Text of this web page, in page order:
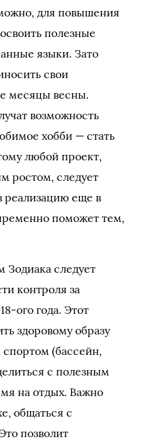
для повышения
полезные
языки. Зато
свои
месяцы весны.
возможность
хобби — стать
любой проект,
ростом, следует
реализацию еще в
поможет тем,
Зодиака следует
контроля за
ого года. Этот
здоровому образу
(бассейн,
с полезным
на отдых. Важно
общаться с
позволит